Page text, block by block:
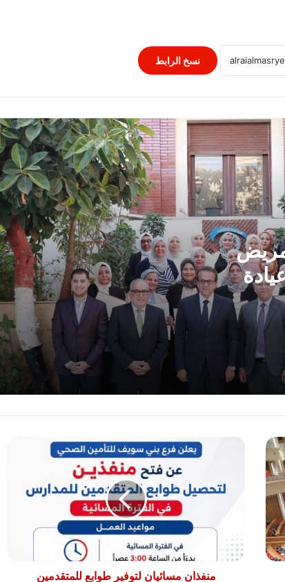
نسخ الرابط
برنامج أبطال المشروعات الصغيرة
والمتوسطة
الفم والوجه والفكين
رئيس الوزراء يوافق على إنشاء منطقة
استثمارية داخل مشروع “البروج” بامتداد
مدينة الشروق
وزارة التعليم: عدد ساعات دراسية أكبر لمواد
شهادة البكالوريا
رئيس الوزراء يستقبل المدير العام لمنظمة
اليونسكو
استجابةً لأولياء الأمور.. محافظ الجيزة يقرر
خفض الحد الأدنى لتنسيق الثانوية العامة إلى
225 درجة
محمد جبريل : زيادة الكهرباء 12% ترهق
الريف المصرى: 4500 طلب من المصريين
بالخارج للتعاقد على أراضى مزرعتك فى
مصر
النائب سامي سوس عضو مجلس النواب عن
سوهاج المراغة حزب مستقبل وطن يتقدم
بخالص التهاني والشكر لفخامة الرئيس عبد
الفتاح السيسي رئيس الجمهورية
طوابع
والابتدائى
ببنى
منفذان مسائيان لتوفير طوابع للمتقدمين